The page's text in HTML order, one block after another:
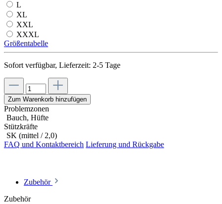
L
XL
XXL
XXXL
Größentabelle
Sofort verfügbar, Lieferzeit: 2-5 Tage
Zum Warenkorb hinzufügen
Problemzonen
Bauch, Hüfte
Stützkräfte
SK (mittel / 2,0)
FAQ und Kontaktbereich Lieferung und Rückgabe
Zubehör
Zubehör